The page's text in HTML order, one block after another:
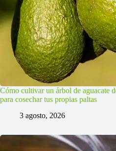
Cómo cultivar un árbol de aguacate
para cosechar tus propias paltas
3 agosto, 2026